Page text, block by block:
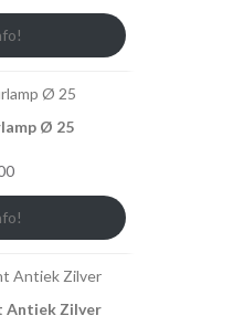
Ø 25
Antiek Zilver